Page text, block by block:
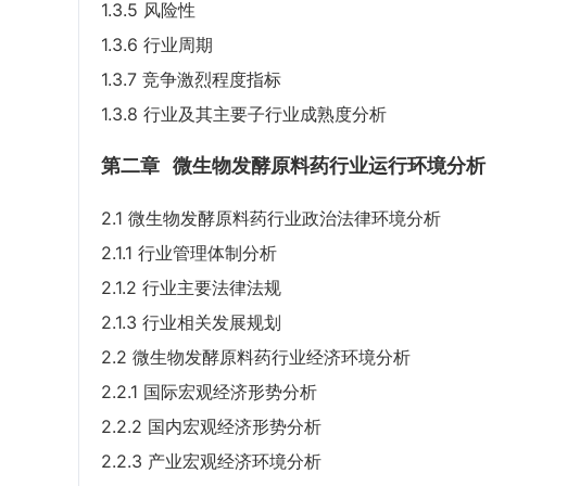
1.3.5 风险性
1.3.6 行业周期
1.3.7 竞争激烈程度指标
1.3.8 行业及其主要子行业成熟度分析
第二章 微生物发酵原料药行业运行环境分析
2.1 微生物发酵原料药行业政治法律环境分析
2.1.1 行业管理体制分析
2.1.2 行业主要法律法规
2.1.3 行业相关发展规划
2.2 微生物发酵原料药行业经济环境分析
2.2.1 国际宏观经济形势分析
2.2.2 国内宏观经济形势分析
2.2.3 产业宏观经济环境分析